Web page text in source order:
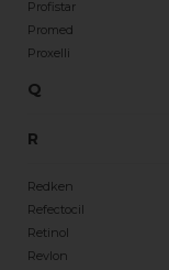
Profistar
Promed
Proxelli
Q
R
Redken
Refectocil
Retinol
Revlon